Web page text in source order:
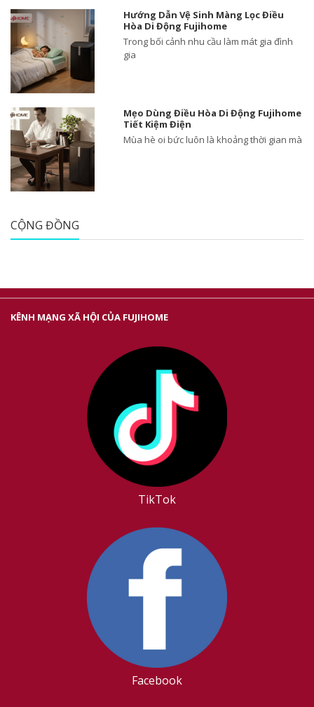
Hướng Dẫn Vệ Sinh Màng Lọc Điều
Hòa Di Động Fujihome
Trong bối cảnh nhu cầu làm mát gia đình
gia
Mẹo Dùng Điều Hòa Di Động Fujihome
Tiết Kiệm Điện
Mùa hè oi bức luôn là khoảng thời gian mà
CỘNG ĐỒNG
KÊNH MẠNG XÃ HỘI CỦA FUJIHOME
TikTok
Facebook